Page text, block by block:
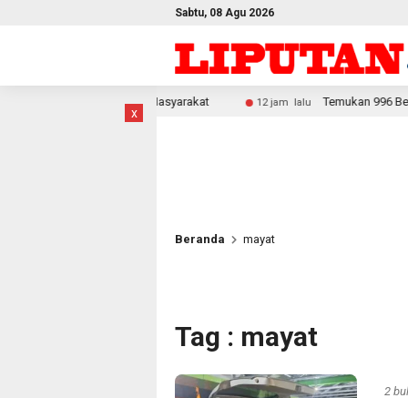
Sabtu, 08 Agu 2026
x
12 jam lalu Temukan 996 Benda Menyerupai Senjata di
Beranda mayat
Tag : mayat
2